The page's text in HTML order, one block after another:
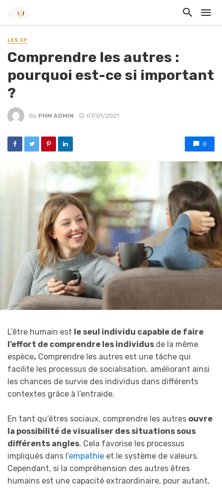
LES 3P
Comprendre les autres :
pourquoi est-ce si important
?
By PHM ADMIN 07/01/2021
0
L’être humain est le seul individu capable de faire
l’effort de comprendre les individus de la même
espèce. Comprendre les autres est une tâche qui
facilite les processus de socialisation, améliorant ainsi
les chances de survie des individus dans différents
contextes grâce à l’entraide.
En tant qu’êtres sociaux, comprendre les autres ouvre
la possibilité de visualiser des situations sous
différents angles. Cela favorise les processus
impliqués dans l’empathie et le système de valeurs.
Cependant, si la compréhension des autres êtres
humains est une capacité extraordinaire, pour autant,